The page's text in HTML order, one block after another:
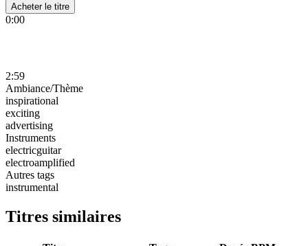
Acheter le titre
0:00
2:59
Ambiance/Thème
inspirational
exciting
advertising
Instruments
electricguitar
electroamplified
Autres tags
instrumental
Titres similaires